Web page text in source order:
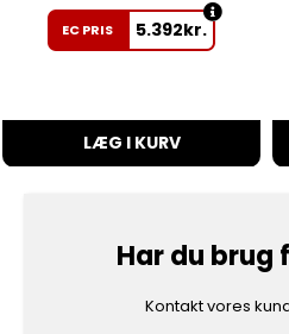
EC PRIS 5.392kr.
LÆG I KURV
Har du
Kontakt vores